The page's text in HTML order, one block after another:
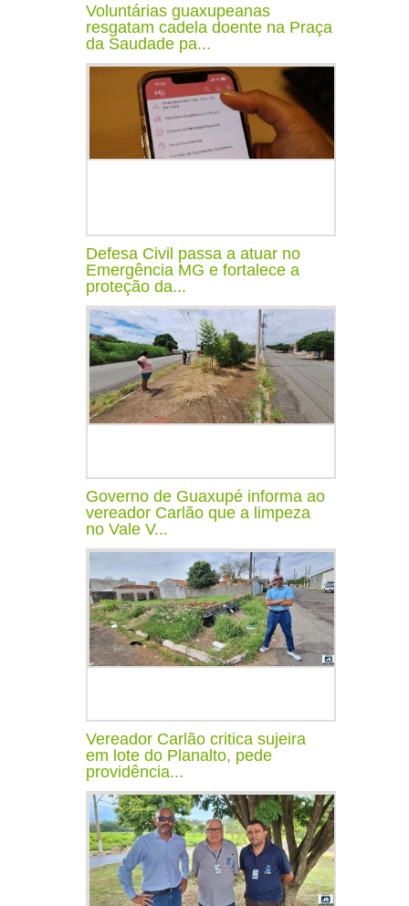
Voluntárias guaxupeanas
resgatam cadela doente na Praça
da Saudade pa...
Defesa Civil passa a atuar no
Emergência MG e fortalece a
proteção da...
Governo de Guaxupé informa ao
vereador Carlão que a limpeza
no Vale V...
Vereador Carlão critica sujeira
em lote do Planalto, pede
providência...